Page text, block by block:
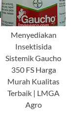
Menyediakan
Insektisida
Sistemik Gaucho
350 FS Harga
Murah Kualitas
Terbaik | LMGA
Agro